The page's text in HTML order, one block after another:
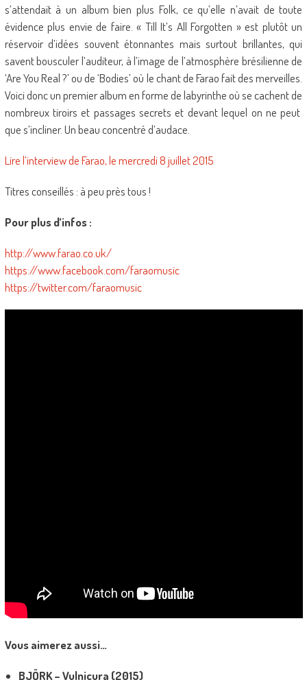
s’attendait à un album bien plus Folk, ce qu’elle n’avait de toute
évidence plus envie de faire. « Till It’s All Forgotten » est plutôt un
réservoir d’idées souvent étonnantes mais surtout brillantes, qui
savent bousculer l’auditeur, à l’image de l’atmosphère brésilienne de
‘Are You Real ?’ ou de ‘Bodies’ où le chant de Farao fait des merveilles.
Voici donc un premier album en forme de labyrinthe où se cachent de
nombreux tiroirs et passages secrets et devant lequel on ne peut
que s’incliner. Un beau concentré d’audace.
Lire l’interview de Farao, le mercredi 8 juillet 2015
Titres conseillés : à peu près tous !
Pour plus d’infos :
http://www.farao.co.uk/
https://www.facebook.com/faraomusic
https://twitter.com/faraomusic
Vous aimerez aussi…
BJÖRK – Vulnicura (2015)